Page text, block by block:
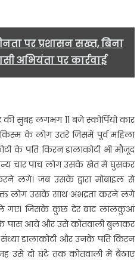
पर प्रशासन सख्त, बिना
अभियंता पर कार्रवाई
सुबह लगभग 11 बजे स्कोर्पियो कार
के लोग उतरे जिसमें पूर्व महिला
के पति किरन डालाकोटी भी मौजूद
चार पांच लोग उसके खेत में घुसकर
लगे। जब उसके द्वारा मोबाइल से
लोग उसके साथ अभद्रता करने लगे
गए। जिसके कुछ देर बाद लालकुआं
पास आये और उसे कोतवाली बुलाकर
डालाकोटी और उनके पति किरन
उसे दो घंटे तक कोतवाली में बैठाए